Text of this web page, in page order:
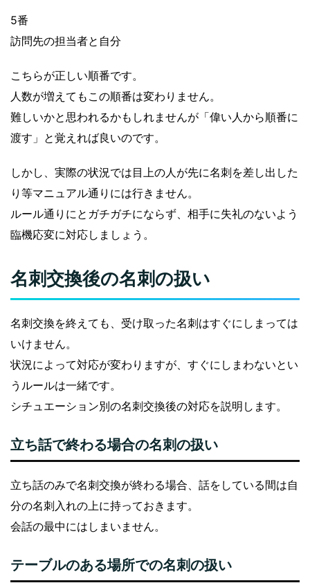
5番
訪問先の担当者と自分
こちらが正しい順番です。
人数が増えてもこの順番は変わりません。
難しいかと思われるかもしれませんが「偉い人から順番に
渡す」と覚えれば良いのです。
しかし、実際の状況では目上の人が先に名刺を差し出した
り等マニュアル通りには行きません。
ルール通りにとガチガチにならず、相手に失礼のないよう
臨機応変に対応しましょう。
名刺交換後の名刺の扱い
名刺交換を終えても、受け取った名刺はすぐにしまっては
いけません。
状況によって対応が変わりますが、すぐにしまわないとい
うルールは一緒です。
シチュエーション別の名刺交換後の対応を説明します。
立ち話で終わる場合の名刺の扱い
立ち話のみで名刺交換が終わる場合、話をしている間は自
分の名刺入れの上に持っておきます。
会話の最中にはしまいません。
テーブルのある場所での名刺の扱い